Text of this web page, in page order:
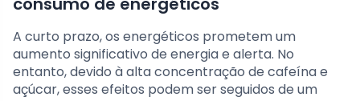
A curto prazo, os energéticos prometem um
aumento significativo de energia e alerta. No
entanto, devido à alta concentração de cafeína e
açúcar, esses efeitos podem ser seguidos de um